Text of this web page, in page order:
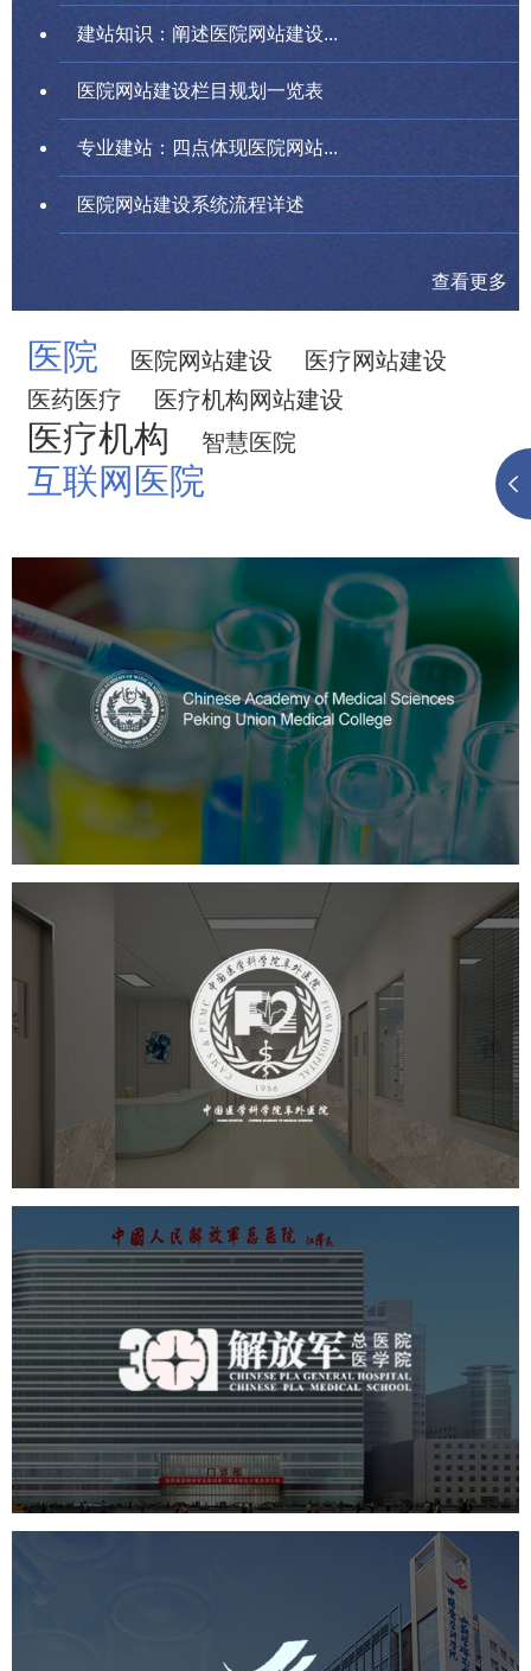
建站知识：阐述医院网站建设...
医院网站建设栏目规划一览表
专业建站：四点体现医院网站...
医院网站建设系统流程详述
查看更多
医院 医院网站建设
医疗网站建设
医药医疗
医疗机构网站建设
医疗机构 智慧医院
互联网医院
中国医学科学院
医院网站建设
定制开发
大学网站建设
高校网站建设
阜外医院
医药医疗 医院 医院网站建设 定制开发
中国人民解放军总医院 301医
院
医药医疗 医院 医院网站建设 定制开发
中国医学科学院血液病医院
（中国医学科学院...